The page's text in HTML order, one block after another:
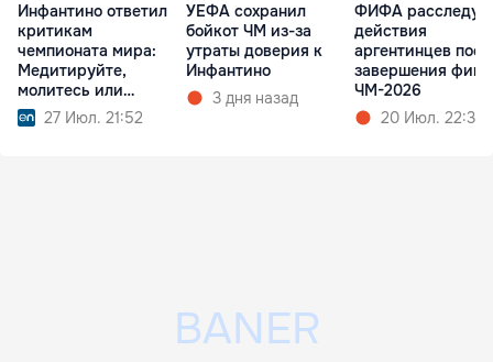
Инфантино ответил
критикам
чемпионата мира:
Медитируйте,
молитесь или
смотрите футбол
27 Июл. 21:52
УЕФА сохранил
бойкот ЧМ из-за
утраты доверия к
Инфантино
3 дня назад
ФИФА
действия
аргентинцев
завершения
ЧМ-2026
20 Июл. 22:33